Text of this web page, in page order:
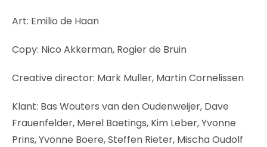
Art: Emilio de Haan
Copy: Nico Akkerman, Rogier de Bruin
Creative director: Mark Muller, Martin Cornelissen
Klant: Bas Wouters van den Oudenweijer, Dave
Frauenfelder, Merel Baetings, Kim Leber, Yvonne
Prins, Yvonne Boere, Steffen Rieter, Mischa Oudolf